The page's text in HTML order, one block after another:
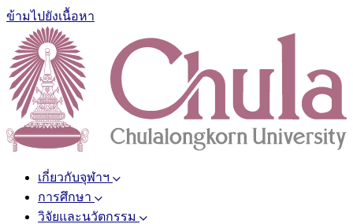
ข้ามไปยังเนื้อหา
เกี่ยวกับจุฬาฯ
การศึกษา
วิจัยและนวัตกรรม